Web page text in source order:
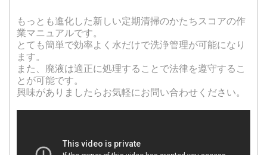
もっとも進化した新しい定期清掃のかたちスコアの作
業マニュアルです。
とても簡単で効率よく水だけで洗浄管理が可能になり
ます。
また、廃液は適正に処理することで法律を遵守するこ
とが可能です。
興味がありましたらお気軽にお問い合わせください。